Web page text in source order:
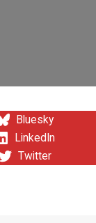
Bluesky
LinkedIn
Twitter